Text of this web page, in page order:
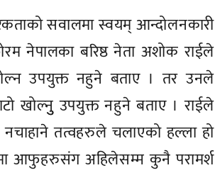
सवालमा स्वयम् आन्दोलनकारी
नेपालका बरिष्ठ नेता अशोक राईले
उपयुक्त नहुने बताए । तर उनले
खोल्नुु उपयुक्त नहुने बताए । राईले
नचाहाने तत्वहरुले चलाएको हल्ला हो
आफुहरुसंग अहिलेसम्म कुनै परामर्श